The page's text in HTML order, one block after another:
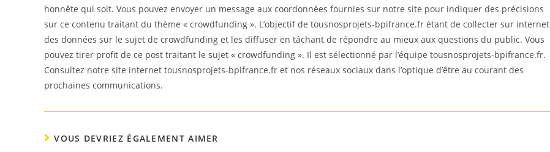
honnête qui soit. Vous pouvez envoyer un message aux coordonnées fournies sur notre site pour indiquer des précisions
sur ce contenu traitant du thème « crowdfunding ». L’objectif de tousnosprojets-bpifrance.fr étant de collecter sur internet
des données sur le sujet de crowdfunding et les diffuser en tâchant de répondre au mieux aux questions du public. Vous
pouvez tirer profit de ce post traitant le sujet « crowdfunding ». Il est sélectionné par l’équipe tousnosprojets-bpifrance.fr.
Consultez notre site internet tousnosprojets-bpifrance.fr et nos réseaux sociaux dans l’optique d’être au courant des
prochaines communications.
VOUS DEVRIEZ ÉGALEMENT AIMER